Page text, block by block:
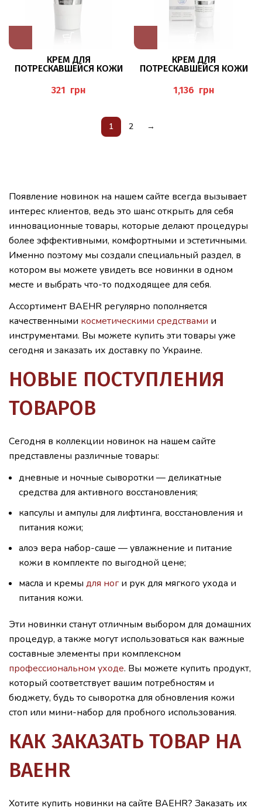
КРЕМ ДЛЯ
ПОТРЕСКАВШЕЙСЯ КОЖИ
30 МЛ
грн
КРЕМ ДЛЯ
ПОТРЕСКАВШЕЙСЯ КОЖИ
125 МЛ
грн
1 2 →
Появление новинок на нашем сайте всегда вызывает
интерес клиентов, ведь это шанс открыть для себя
инновационные товары, которые делают процедуры
более эффективными, комфортными и эстетичными.
Именно поэтому мы создали специальный раздел, в
котором вы можете увидеть все новинки в одном
месте и выбрать что-то подходящее для себя.
Ассортимент BAEHR регулярно пополняется
качественными косметическими средствами и
инструментами. Вы можете купить эти товары уже
сегодня и заказать их доставку по Украине.
НОВЫЕ ПОСТУПЛЕНИЯ
ТОВАРОВ
Сегодня в коллекции новинок на нашем сайте
представлены различные товары:
дневные и ночные сыворотки — деликатные
средства для активного восстановления;
капсулы и ампулы для лифтинга, восстановления и
питания кожи;
алоэ вера набор-саше — увлажнение и питание
кожи в комплекте по выгодной цене;
масла и кремы для ноги рук для мягкого ухода и
питания кожи.
Эти новинки станут отличным выбором для домашних
процедур, а также могут использоваться как важные
составные элементы при комплексном
профессиональном уходе. Вы можете купить продукт,
который соответствует вашим потребностям и
бюджету, будь то сыворотка для обновления кожи
стоп или мини-набор для пробного использования.
КАК ЗАКАЗАТЬ ТОВАР НА
BAEHR
Хотите купить новинки на сайте BAEHR? Заказать иx